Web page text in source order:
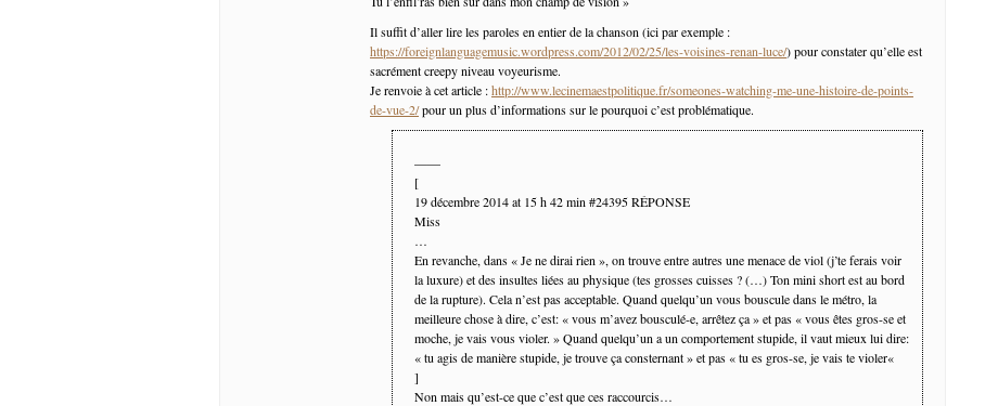
Il suffit d’aller lire les paroles en entier de la chanson (ici par exemple :
https://foreignlanguagemusic.wordpress.com/2012/02/25/les-voisines-renan-luce/) pour constater qu’elle est
sacrément creepy niveau voyeurisme.
Je renvoie à cet article :http://www.lecinemaestpolitique.fr/someones-watching-me-une-histoire-de-points-
de-vue-2/pour un plus d’informations sur le pourquoi c’est problématique.
——
[
19 décembre 2014 at 15 h 42 min #24395 RÉPONSE
Miss
…
En revanche, dans « Je ne dirai rien », on trouve entre autres une menace de viol (j’te ferais voir
la luxure) et des insultes liées au physique (tes grosses cuisses ? (…) Ton mini short est au bord
de la rupture). Cela n’est pas acceptable. Quand quelqu’un vous bouscule dans le métro, la
meilleure chose à dire, c’est: « vous m’avez bousculé-e, arrêtez ça » et pas « vous êtes gros-se et
moche, je vais vous violer. » Quand quelqu’un a un comportement stupide, il vaut mieux lui dire:
« tu agis de manière stupide, je trouve ça consternant » et pas « tu es gros-se, je vais te violer«
]
Non mais qu’est-ce que c’est que ces raccourcis…